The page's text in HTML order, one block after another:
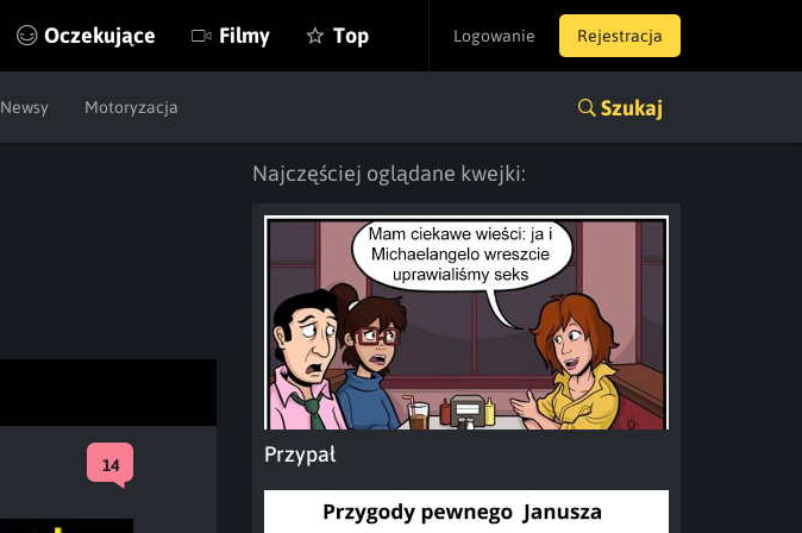
Logowanie Rejestracja
Oczekujące Filmy Top
Newsy Motoryzacja Szukaj
14
Najczęściej oglądane kwejki:
Przypał